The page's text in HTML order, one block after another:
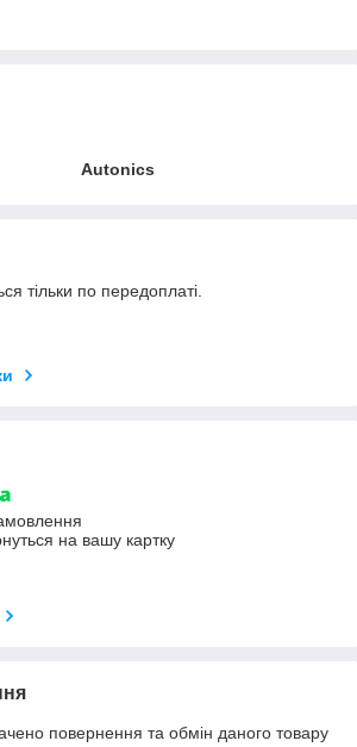
Autonics
тільки по передоплаті.
на вашу картку
повернення та обмін даного товару